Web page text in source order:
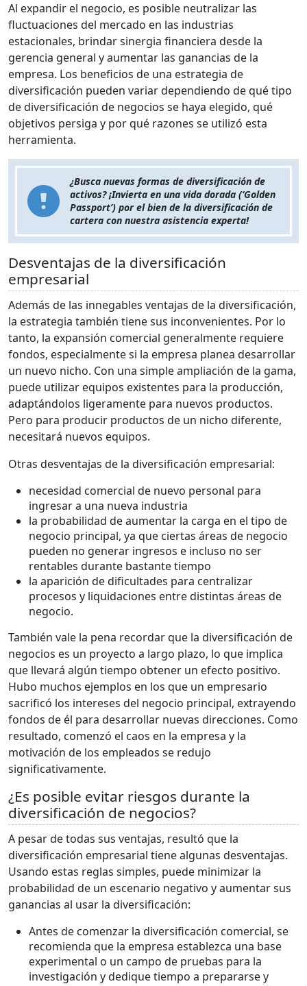
Al expandir el negocio, es posible neutralizar las
fluctuaciones del mercado en las industrias
estacionales, brindar sinergia financiera desde la
gerencia general y aumentar las ganancias de la
empresa. Los beneficios de una estrategia de
diversificación pueden variar dependiendo de qué tipo
de diversificación de negocios se haya elegido, qué
objetivos persiga y por qué razones se utilizó esta
herramienta.
¿Busca nuevas formas de diversificación de
activos? ¡Invierta en una vida dorada (‘Golden
Passport’) por el bien de la diversificación de
cartera con nuestra asistencia experta!
Desventajas de la diversificación
empresarial
Además de las innegables ventajas de la diversificación,
la estrategia también tiene sus inconvenientes. Por lo
tanto, la expansión comercial generalmente requiere
fondos, especialmente si la empresa planea desarrollar
un nuevo nicho. Con una simple ampliación de la gama,
puede utilizar equipos existentes para la producción,
adaptándolos ligeramente para nuevos productos.
Pero para producir productos de un nicho diferente,
necesitará nuevos equipos.
Otras desventajas de la diversificación empresarial:
necesidad comercial de nuevo personal para
ingresar a una nueva industria
la probabilidad de aumentar la carga en el tipo de
negocio principal, ya que ciertas áreas de negocio
pueden no generar ingresos e incluso no ser
rentables durante bastante tiempo
la aparición de dificultades para centralizar
procesos y liquidaciones entre distintas áreas de
negocio.
También vale la pena recordar que la diversificación de
negocios es un proyecto a largo plazo, lo que implica
que llevará algún tiempo obtener un efecto positivo.
Hubo muchos ejemplos en los que un empresario
sacrificó los intereses del negocio principal, extrayendo
fondos de él para desarrollar nuevas direcciones. Como
resultado, comenzó el caos en la empresa y la
motivación de los empleados se redujo
significativamente.
¿Es posible evitar riesgos durante la
diversificación de negocios?
A pesar de todas sus ventajas, resultó que la
diversificación empresarial tiene algunas desventajas.
Usando estas reglas simples, puede minimizar la
probabilidad de un escenario negativo y aumentar sus
ganancias al usar la diversificación:
Antes de comenzar la diversificación comercial, se
recomienda que la empresa establezca una base
experimental o un campo de pruebas para la
investigación y dedique tiempo a prepararse y